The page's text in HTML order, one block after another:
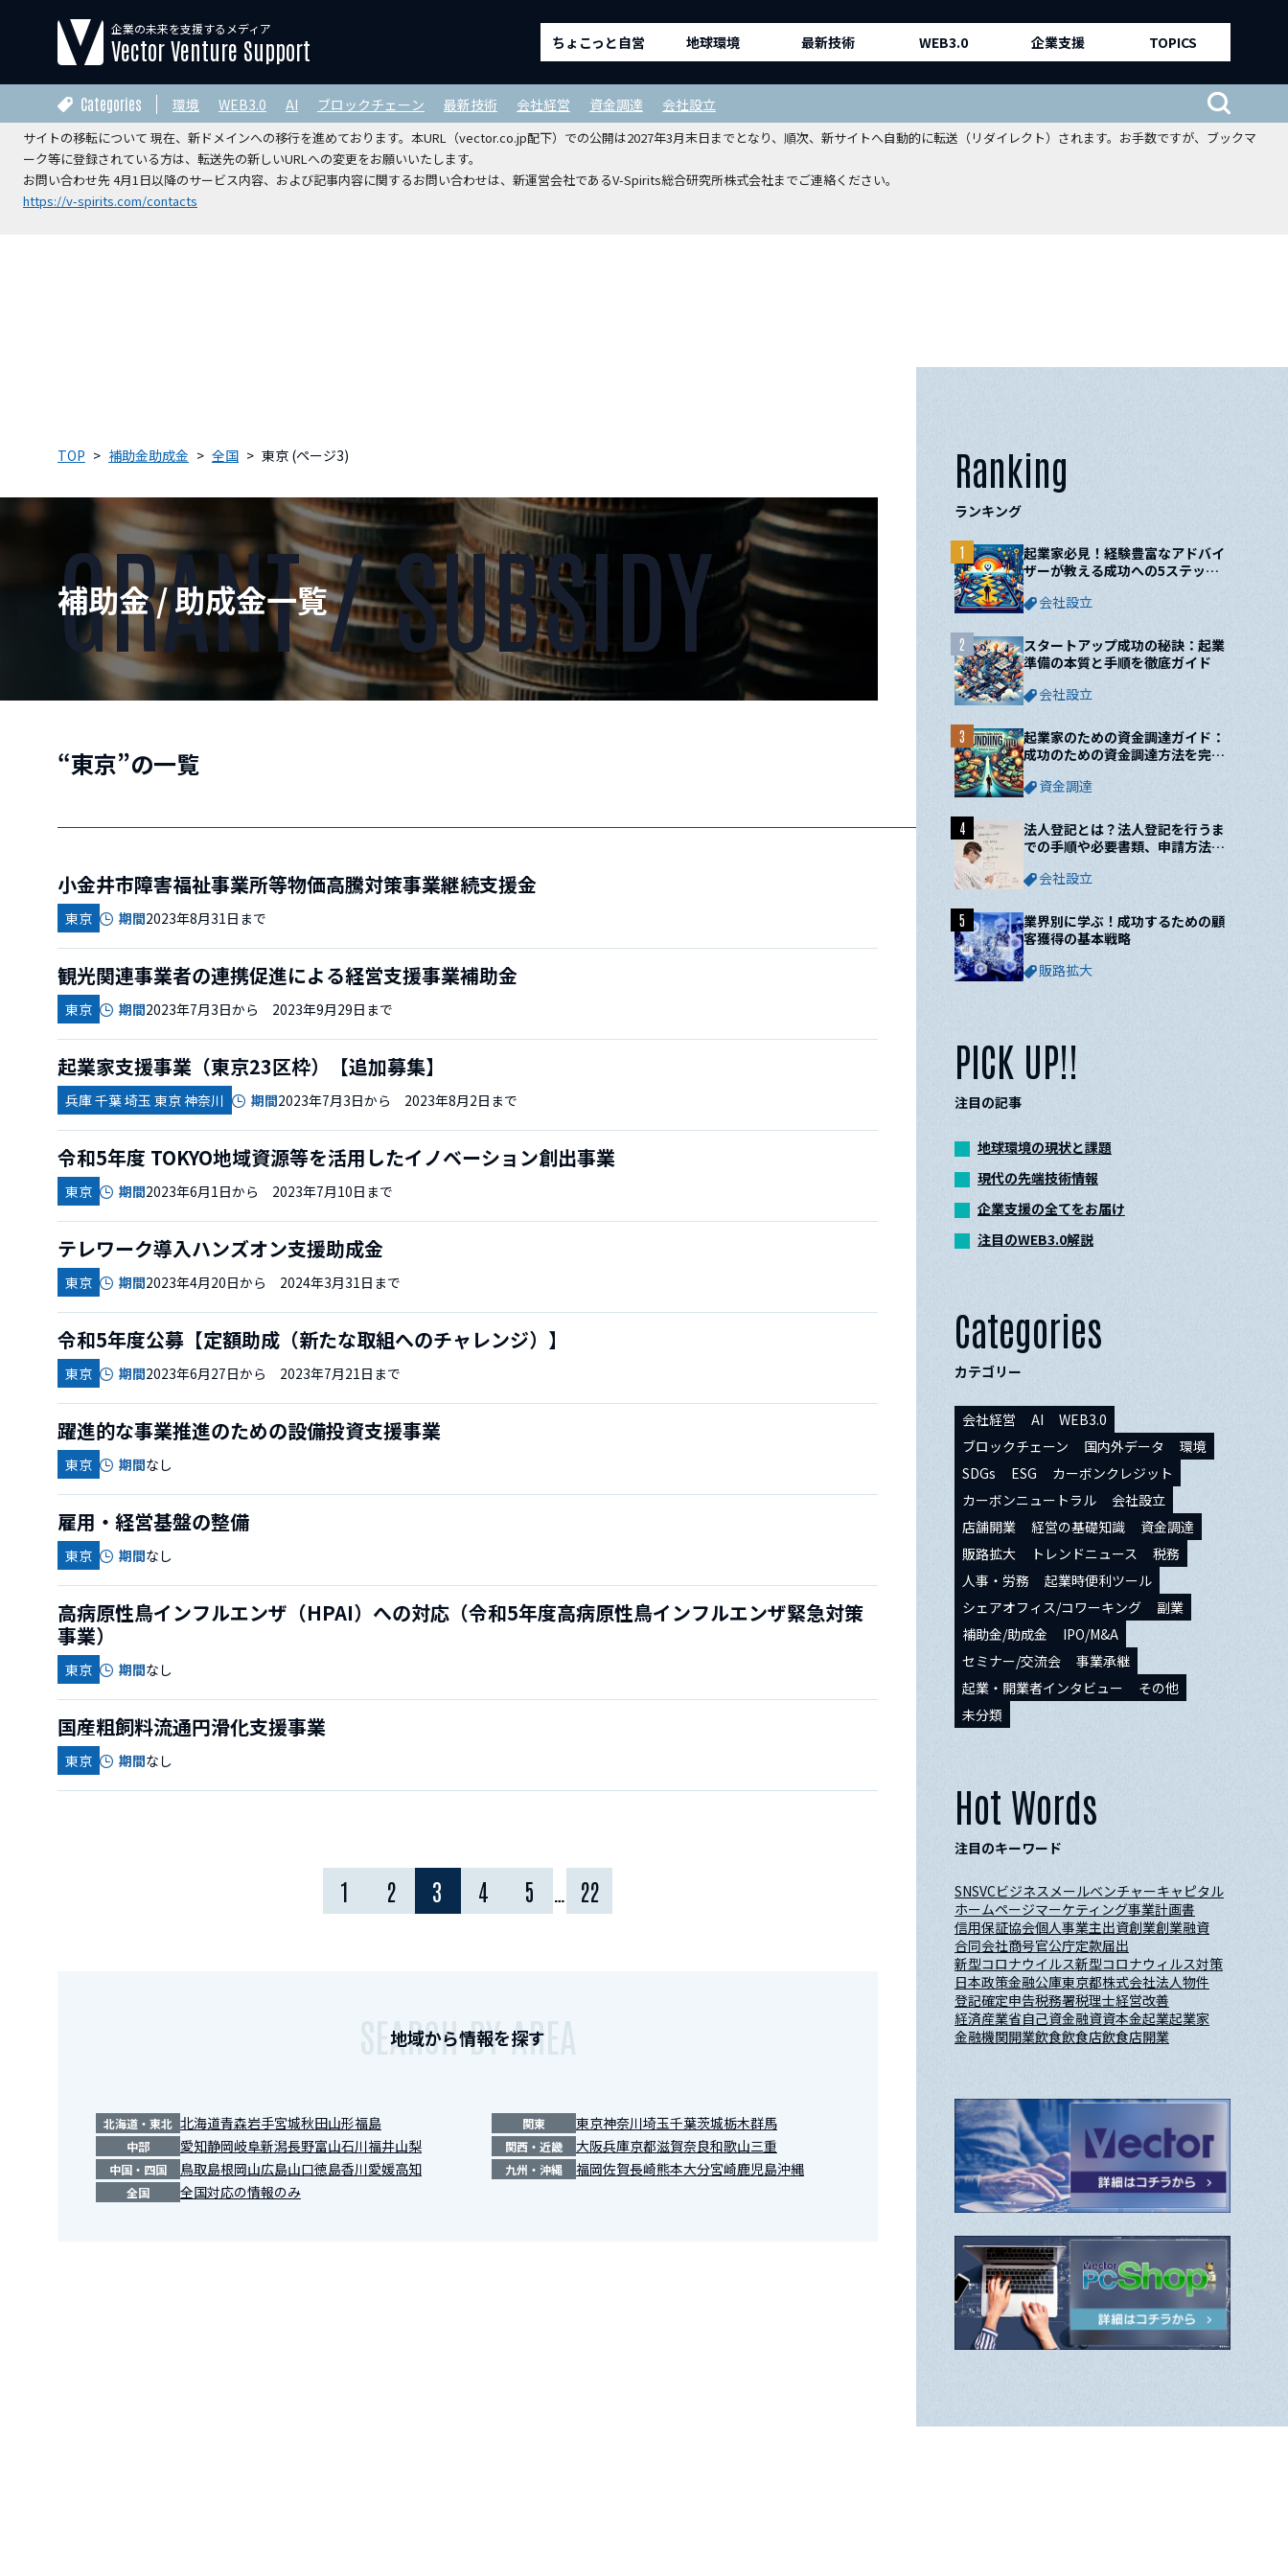
【運営会社変更のお知らせ】
2026年4月1日をもちまして、本サイトの運営は株式会社ベクターホールディングスホールディングスから
V-Spirits総合研究所株式会社
サイトの移転について 現在、新ドメインへの移行を進めております。本URL（vector.co.jp配下）での公開は2027年3月末日までとなり、順次、新サイトへ自動的に転送（リダイレクト）されます。お手数ですが、ブックマ
ーク等に登録されている方は、転送先の新しいURLへの変更をお願いいたします。
お問い合わせ先 4月1日以降のサービス内容、および記事内容に関するお問い合わせは、新運営会社であるV-Spirits総合研究所株式会社までご連絡ください。
https://v-spirits.com/contacts
企業の未来を支援するメディア
Vector Venture Support ちょこっと自営 地球環境 最新技術 WEB3.0 企業支援 TOPICS
Categories 環境 WEB3.0 AI ブロックチェーン 最新技術 会社経営 資金調達 会社設立
TOP 補助金助成金 全国 東京 (ページ3)
補助金 / 助成金一覧
GRANT / SUBSIDY
“東京”の一覧
小金井市障害福祉事業所等物価高騰対策事業継続支援金
東京 期間2023年8月31日まで
観光関連事業者の連携促進による経営支援事業補助金
東京 期間2023年7月3日から 2023年9月29日まで
起業家支援事業（東京23区枠）【追加募集】
兵庫 千葉 埼玉 東京 神奈川 期間2023年7月3日から 2023年8月2日まで
令和5年度 TOKYO地域資源等を活用したイノベーション創出事業
東京 期間2023年6月1日から 2023年7月10日まで
テレワーク導入ハンズオン支援助成金
東京 期間2023年4月20日から 2024年3月31日まで
令和5年度公募【定額助成（新たな取組へのチャレンジ）】
東京 期間2023年6月27日から 2023年7月21日まで
躍進的な事業推進のための設備投資支援事業
東京 期間なし
雇用・経営基盤の整備
東京 期間なし
高病原性鳥インフルエンザ（HPAI）への対応（令和5年度高病原性鳥インフルエンザ緊急対策
事業）
東京 期間なし
国産粗飼料流通円滑化支援事業
東京 期間なし
1 2 3 4 5 22
地域から情報を探す
SEARCH BY AREA
北海道・東北 北海道青森岩手宮城秋田山形福島 関東 東京神奈川埼玉千葉茨城栃木群馬
中部 愛知静岡岐阜新潟長野富山石川福井山梨 関西・近畿 大阪兵庫京都滋賀奈良和歌山三重
中国・四国 鳥取島根岡山広島山口徳島香川愛媛高知 九州・沖縄 福岡佐賀長崎熊本大分宮崎鹿児島沖縄
全国 全国対応の情報のみ
Ranking
ランキング
起業家必見！経験豊富なアドバイ
ザーが教える成功への5ステップ
会社設立
1
スタートアップ成功の秘訣：起業
準備の本質と手順を徹底ガイド
会社設立
2
起業家のための資金調達ガイド：
成功のための資金調達方法を完全
資金調達
3
法人登記とは？法人登記を行うま
での手順や必要書類、申請方法に
会社設立
4
業界別に学ぶ！成功するための顧
客獲得の基本戦略
販路拡大
5
PICK UP!!
注目の記事
地球環境の現状と課題
現代の先端技術情報
企業支援の全てをお届け
注目のWEB3.0解説
Categories
カテゴリー
会社経営 AI
WEB3.0
ブロックチェーン
国内外データ
環境
SDGs
ESG
カーボンクレジット
カーボンニュートラル
会社設立
店舗開業
経営の基礎知識
資金調達
販路拡大
トレンドニュース
税務
人事・労務
起業時便利ツール
シェアオフィス/コワーキング
副業
補助金/助成金
IPO/M&A
セミナー/交流会
事業承継
起業・開業者インタビュー
その他
未分類
Hot Words
注目のキーワード
SNSVCビジネスメールベンチャーキャピタル
ホームページマーケティング事業計画書
信用保証協会個人事業主出資創業創業融資
合同会社商号官公庁定款届出
新型コロナウイルス新型コロナウィルス対策
日本政策金融公庫東京都株式会社法人物件
登記確定申告税務署税理士経営改善
経済産業省自己資金融資資本金起業起業家
金融機関開業飲食飲食店飲食店開業